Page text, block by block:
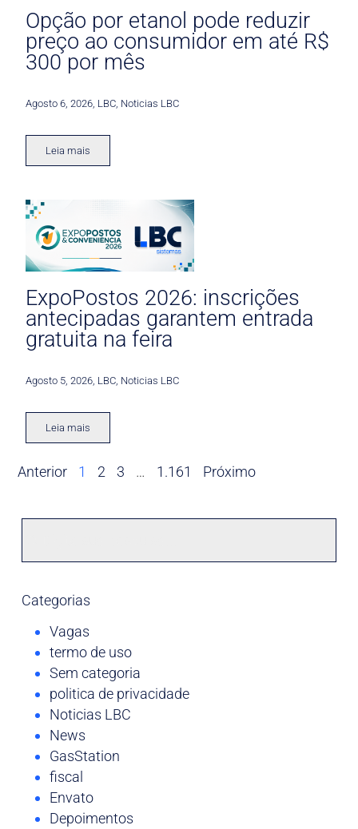
Opção por etanol pode reduzir
preço ao consumidor em até R$
300 por mês
Agosto 6, 2026 LBC Noticias LBC
Leia mais
ExpoPostos 2026: inscrições
antecipadas garantem entrada
gratuita na feira
Agosto 5, 2026 LBC Noticias LBC
Leia mais
Anterior 1 2 3 … 1.161 Próximo
Categorias
Vagas
termo de uso
Sem categoria
politica de privacidade
Noticias LBC
News
GasStation
fiscal
Envato
Depoimentos